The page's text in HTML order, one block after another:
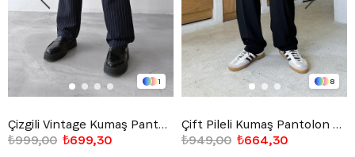
1
Çizgili Vintage Kumaş Pantolon Lacivert
₺699,30
₺999,00
8
Çift Pileli Kumaş Pantolon Siyah
₺664,30
₺949,00